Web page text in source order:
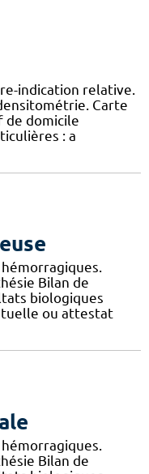
indication relative.
Carte
de domicile
: a
Bilan de
biologiques
ou attestat
Bilan de